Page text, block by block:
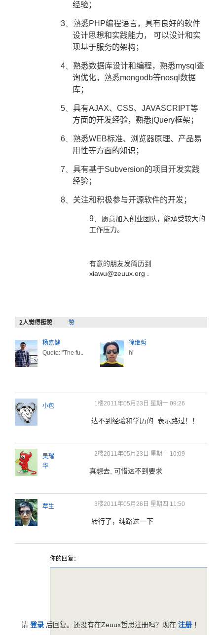
经验；
3、 熟悉PHP编程语言，具有良好的软件
设计思想和实践能力， 可以设计和实
现基于服务的架构；
4、 熟悉数据库设计和编程，熟悉mysql 查
询优化，熟悉mongodb等nosql 数据
库；
5、 具有AJAX、 CSS、 JAVASCRIPT等
方面的开发经验，熟悉jQuery框架；
6、 熟悉WEB标准、浏览器原理、产品易
用性等方面的知识；
7、 具有基于Subversion的项目开发实践
经验；
8、 关注和积极参与开源软件的开发；
9、
愿意加入创业团队，能承受较大的
工作压力。
有意的朋友发简历到
xiawu@zeuux.org .
2人觉得挺赞 赞
杨嘉健
Quote: "The fu..
徐继哲
hi
小包 1楼2011年05月23日 星期一 09:26
达不到经验和学历的 表示路过！！
吴耀
华
2楼2011年05月23日 星期一 10:09
真想去, 可惜达不到要求
覃生 3楼2011年05月26日 星期四 11:50
转行了，纯路过一下
你的回复：
请 登录 后回复。还没有在Zeuux哲思注册吗？现在 注册 ！